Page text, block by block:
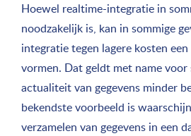
Hoewel realtime-integratie in
noodzakelijk is, kan in sommige
integratie tegen lagere kosten
vormen. Dat geldt met name
actualiteit van gegevens minder
bekendste voorbeeld is
verzamelen van gegevens in een